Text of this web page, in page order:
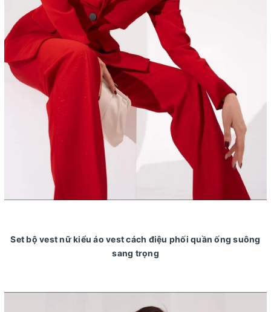
Set bộ vest nữ kiểu áo vest cách điệu phối quần ống suông
sang trọng